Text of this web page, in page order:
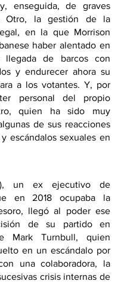
enseguida, de graves
Otro, la gestión de la
en la que Morrison
haber alentado en
de barcos con
y endurecer ahora su
a los votantes. Y, por
personal del propio
quien ha sido muy
de sus reacciones
escándalos sexuales en
un ex ejecutivo de
en 2018 ocupaba la
llegó al poder ese
de su partido en
Mark Turnbull, quien
en un escándalo por
una colaboradora, la
crisis internas de